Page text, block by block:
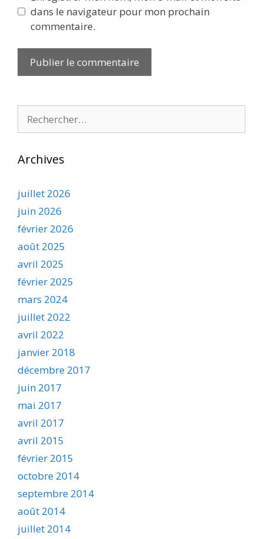
dans le navigateur pour mon prochain
commentaire.
Archives
juillet 2026
juin 2026
février 2026
août 2025
avril 2025
février 2025
mars 2024
juillet 2022
avril 2022
janvier 2018
décembre 2017
juin 2017
mai 2017
avril 2017
avril 2015
février 2015
octobre 2014
septembre 2014
août 2014
juillet 2014